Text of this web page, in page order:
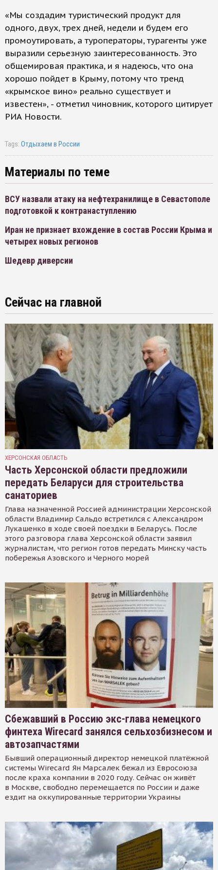
«Мы создадим туристический продукт для
одного, двух, трех дней, недели и будем его
промоутировать, а туроператоры, турагенты уже
выразили серьезную заинтересованность. Это
общемировая практика, и я надеюсь, что она
хорошо пойдет в Крыму, потому что тренд
«крымское вино» реально существует и
известен», - отметил чиновник, которого цитирует
РИА Новости.
Tags: Отдыхаем в России
Материалы по теме
ВСУ назвали атаку на нефтехранилище в Севастополе
подготовкой к контранаступлению
Иран не признает вхождение в состав России Крыма и
четырех новых регионов
Шедевр диверсии
Сейчас на главной
ХЕРСОНСКАЯ ОБЛАСТЬ
Часть Херсонской области предложили
передать Беларуси для строительства
санаториев
Глава назначенной Россией администрации Херсонской
области Владимир Сальдо встретился с Александром
Лукашенко в ходе своей поездки в Беларусь. После
этого разговора глава Херсонской области заявил
журналистам, что регион готов передать Минску часть
побережья Азовского и Черного морей
Сбежавший в Россию экс-глава немецкого
финтеха Wirecard занялся сельхозбизнесом и
автозапчастями
Бывший операционный директор немецкой платёжной
системы Wirecard Ян Марсалек бежал из Евросоюза
после краха компании в 2020 году. Сейчас он живёт
в Москве, свободно перемещается по России и даже
ездит на оккупированные территории Украины